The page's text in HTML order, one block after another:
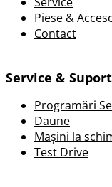
Piese &
Contact
Service & Suport
Programări
Daune
Mașini la
Test Drive